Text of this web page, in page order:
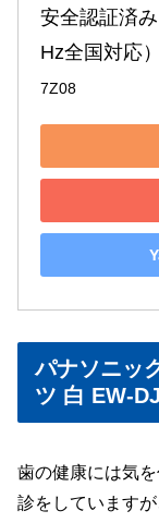
安全認証済
Hz全国対応）
7Z08
パナソニッ
ツ 白 EW-
歯の健康には気
診をしています